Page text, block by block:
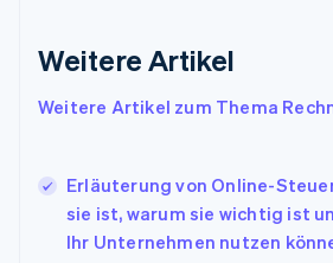
Weitere Artikel
Weitere Artikel zum Thema
Erläuterung von Online-
sie ist, warum sie wichtig ist
Ihr Unternehmen nutzen
Griechenland
English
Italien
ItalianoEnglish